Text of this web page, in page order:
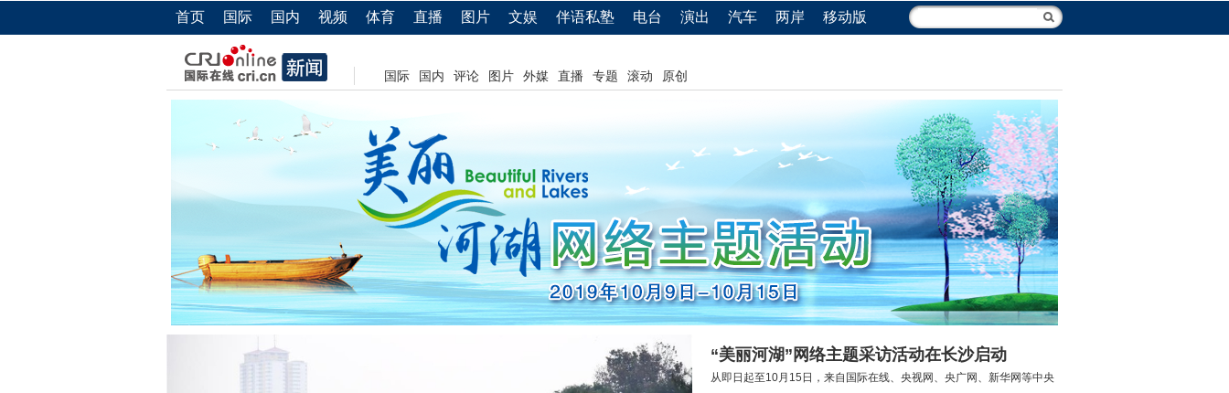
首页 国际 国内 视频 体育 直播 图片 文娱 伴语私塾 电台 演出 汽车 两岸 移动版
国际 国内 评论 图片 外媒 直播 专题 滚动 原创
“美丽河湖”网络主题采访活动在长沙启动
从即日起至10月15日，来自国际在线、央视网、央广网、新华网等中央